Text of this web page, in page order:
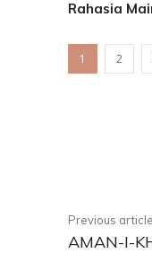
Rahasia
1 2
Previous article
AMAN-I-